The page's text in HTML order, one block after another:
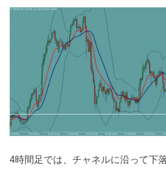
4時間足では、チャネルに沿って下